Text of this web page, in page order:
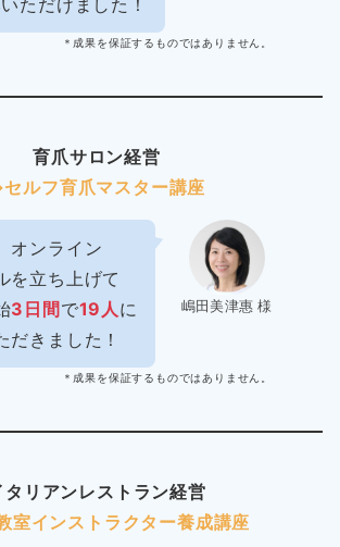
ただけました！
証するものではありません。
育爪サロン経営
ルフ育爪マスター講座
嶋田美津惠 様
オンライン
を立ち上げて
3日間 で19人に
だきました！
証するものではありません。
タリアンレストラン経営
室インストラクター養成講座